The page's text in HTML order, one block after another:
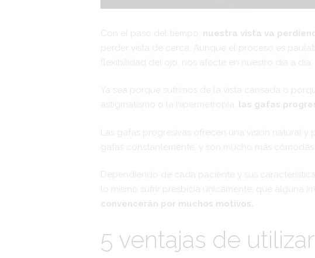
Con el paso del tiempo, nuestra vista va
perder vista de cerca. Aunque el proceso es
flexibilidad del ojo, nos afecte en nuestro día a día.
Ya sea porque sufrimos de la vista cansada o
astigmatismo o la hipermetropía,
las gafas
Las gafas progresivas ofrecen una visión natural y
gafas constantemente, y son mucho más
Dependiendo de cada paciente y sus
lo mismo sufrir presbicia únicamente, que alguna
convencerán por muchos motivos.
5 ventajas de